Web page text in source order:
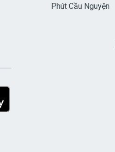
Phút Cầu Nguyện